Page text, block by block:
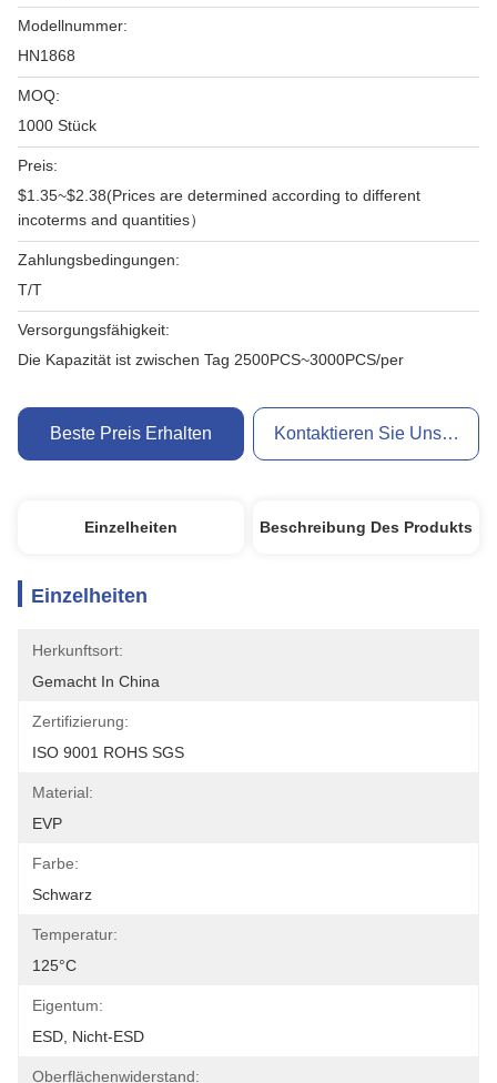
Modellnummer:
HN1868
MOQ:
1000 Stück
Preis:
$1.35~$2.38(Prices are determined according to different
incoterms and quantities）
Zahlungsbedingungen:
T/T
Versorgungsfähigkeit:
Die Kapazität ist zwischen Tag 2500PCS~3000PCS/per
Beste Preis Erhalten Kontaktieren Sie Uns Jetzt
Einzelheiten Beschreibung Des Produkts
Einzelheiten
Herkunftsort:
Gemacht In China
Zertifizierung:
ISO 9001 ROHS SGS
Material:
EVP
Farbe:
Schwarz
Temperatur:
125°C
Eigentum:
ESD, Nicht-ESD
Oberflächenwiderstand: